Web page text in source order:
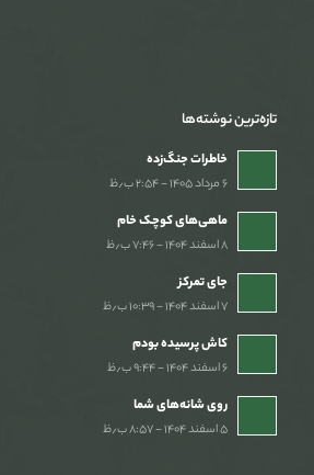
تازه‌ترین نوشته‌ها
خاطرات جنگ‌‌زده
۶ مرداد ۱۴۰۵ - ۲:۵۴ ب٫ظ
ماهی‌های کوچک خام
۸ اسفند ۱۴۰۴ - ۷:۴۶ ب٫ظ
جای تمرکز
۷ اسفند ۱۴۰۴ - ۱۰:۳۹ ب٫ظ
کاش پرسیده بودم
۶ اسفند ۱۴۰۴ - ۹:۴۴ ب٫ظ
روی شانه‌های شما
۵ اسفند ۱۴۰۴ - ۸:۵۷ ب٫ظ